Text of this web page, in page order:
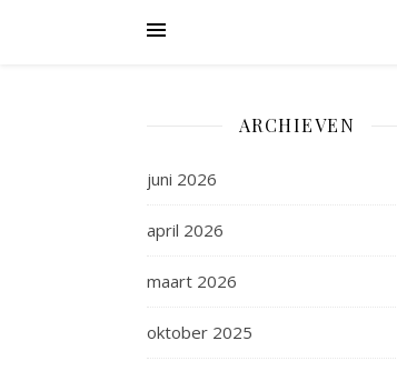
ARCHIEVEN
juni 2026
april 2026
maart 2026
oktober 2025